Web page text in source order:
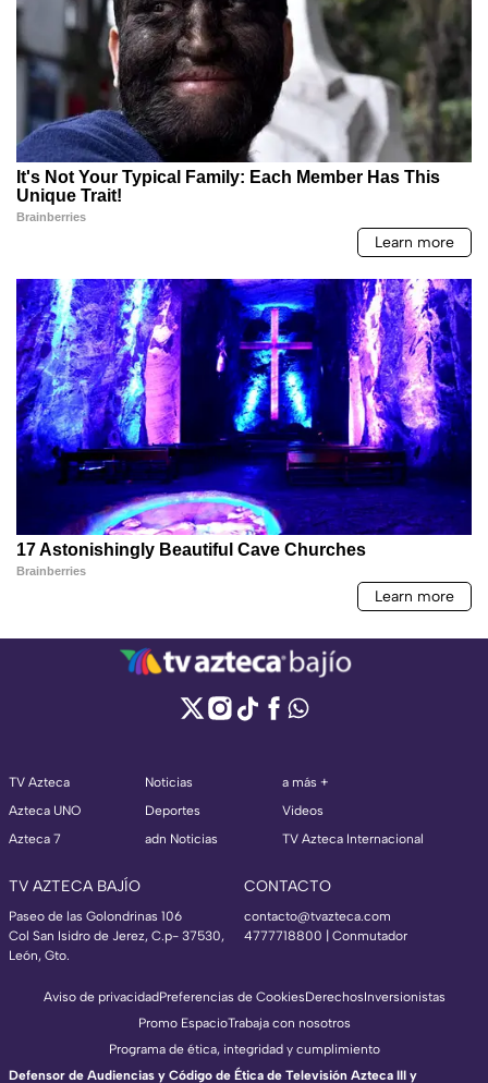
TV Azteca
Azteca UNO
Azteca 7
Noticias
Deportes
adn Noticias
a más +
Videos
TV Azteca Internacional
TV AZTECA BAJÍO
Paseo de las Golondrinas 106
Col San Isidro de Jerez, C.p- 37530,
León, Gto.
CONTACTO
contacto@tvazteca.com
4777718800 | Conmutador
Aviso de privacidadPreferencias de CookiesDerechosInversionistas
Promo EspacioTrabaja con nosotros
Programa de ética, integridad y cumplimiento
Defensor de Audiencias y Código de Ética de Televisión Azteca III y